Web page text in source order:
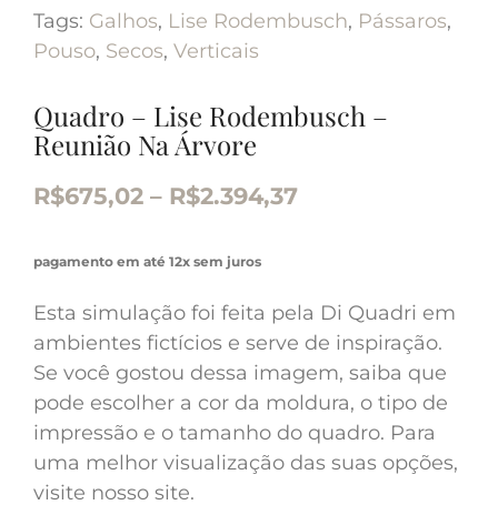
Tags: Galhos, Lise Rodembusch, Pássaros,
Pouso, Secos, Verticais
Quadro – Lise Rodembusch –
Reunião Na Árvore
R$675,02 – R$2.394,37
pagamento em até 12x sem juros
Esta simulação foi feita pela Di Quadri em
ambientes fictícios e serve de inspiração.
Se você gostou dessa imagem, saiba que
pode escolher a cor da moldura, o tipo de
impressão e o tamanho do quadro. Para
uma melhor visualização das suas opções,
visite nosso site.